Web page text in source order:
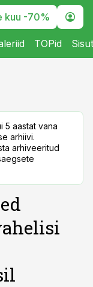
kuu -70%
TOPid
5 aastat vana
arhiivi.
arhiveeritud